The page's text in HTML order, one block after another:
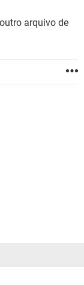
arquivo de